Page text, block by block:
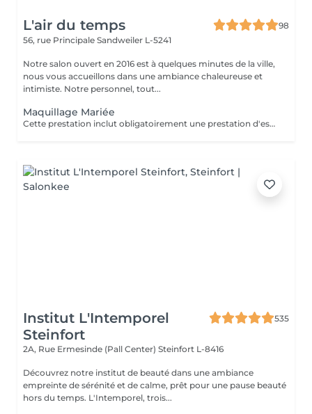
L'air du temps
98
56, rue Principale Sandweiler L-5241
Notre salon ouvert en 2016 est à quelques minutes de la ville,
nous vous accueillons dans une ambiance chaleureuse et
intimiste. Notre personnel, tout...
Maquillage Mariée
Cette prestation inclut obligatoirement une prestation d'essai au préalable, un ou deux jours avant l'évènement.
Institut L'Intemporel
Steinfort
535
2A, Rue Ermesinde (Pall Center) Steinfort L-8416
Découvrez notre institut de beauté dans une ambiance
empreinte de sérénité et de calme, prêt pour une pause beauté
hors du temps. L'Intemporel, trois...